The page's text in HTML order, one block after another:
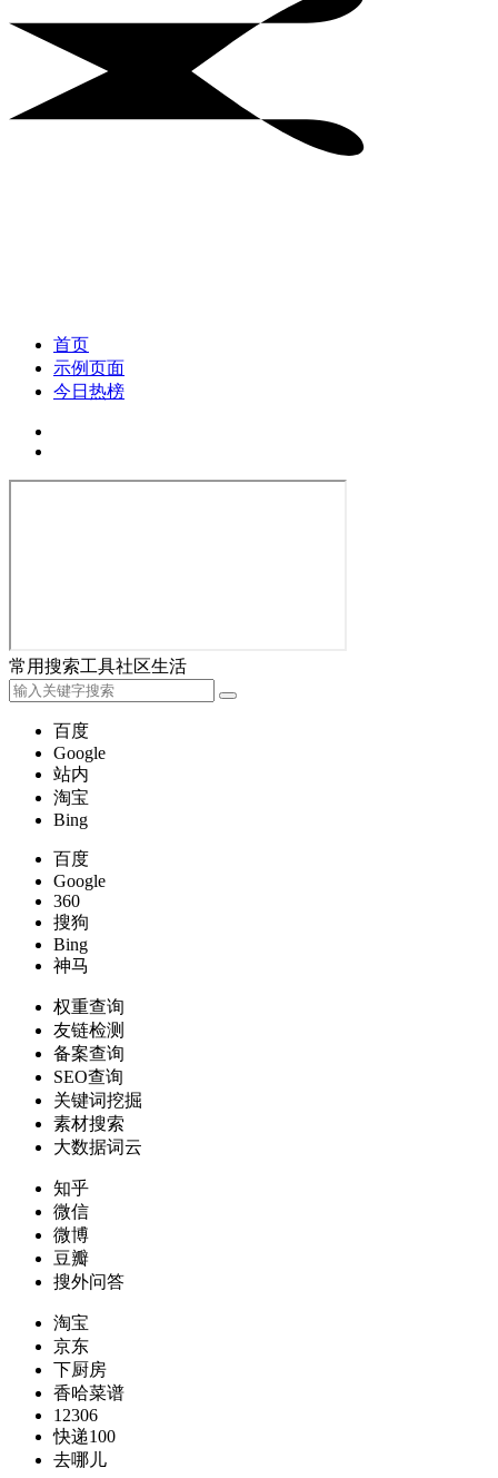
首页
示例页面
今日热榜
常用搜索工具社区生活
百度
Google
站内
淘宝
Bing
百度
Google
360
搜狗
Bing
神马
权重查询
友链检测
备案查询
SEO查询
关键词挖掘
素材搜索
大数据词云
知乎
微信
微博
豆瓣
搜外问答
淘宝
京东
下厨房
香哈菜谱
12306
快递100
去哪儿